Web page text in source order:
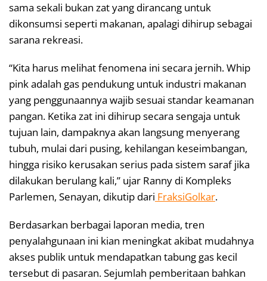
sama sekali bukan zat yang dirancang untuk
dikonsumsi seperti makanan, apalagi dihirup sebagai
sarana rekreasi.
“Kita harus melihat fenomena ini secara jernih. Whip
pink adalah gas pendukung untuk industri makanan
yang penggunaannya wajib sesuai standar keamanan
pangan. Ketika zat ini dihirup secara sengaja untuk
tujuan lain, dampaknya akan langsung menyerang
tubuh, mulai dari pusing, kehilangan keseimbangan,
hingga risiko kerusakan serius pada sistem saraf jika
dilakukan berulang kali,” ujar Ranny di Kompleks
Parlemen, Senayan, dikutip dari FraksiGolkar.
Berdasarkan berbagai laporan media, tren
penyalahgunaan ini kian meningkat akibat mudahnya
akses publik untuk mendapatkan tabung gas kecil
tersebut di pasaran. Sejumlah pemberitaan bahkan